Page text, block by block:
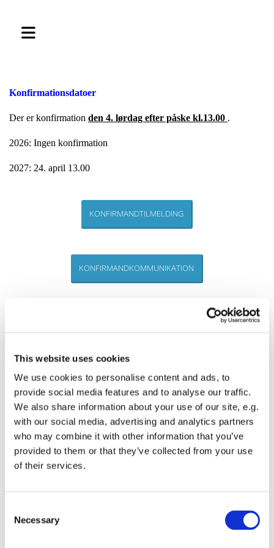
This website uses cookies
We use cookies to personalise content and ads, to
provide social media features and to analyse our traffic.
We also share information about your use of our site, e.g.
with our social media, advertising and analytics partners
who may combine it with other information that you’ve
provided to them or that they’ve collected from your use
of their services.
Selection
Necessary
Konfirmationsdatoer
Der er konfirmation den 4. lørdag efter påske kl.13.00 .
2026: Ingen konfirmation
2027: 24. april 13.00
KONFIRMANDTILMELDING
KONFIRMANDKOMMUNIKATION
konfirmandtilmelding kan benyttes mellem juni og september året
forældremyndighed skal begge forældre give samtykke til
tilmeldingen med MitID. Hvis dit barn er døbt i udlandet eller i et
andet kristent trossamfund, skal du oploade en kopi af
dåbsattesten. Hvis du ønsker at tilmelde dit barn senere end 30.
september eller har brug for hjælp til tilmeldingen, så kontakt
sognepræsten Morten Mouritzen på tlf: 97 43 80 20 eller på mail:
mmo@km.dk
tilmelding i løbet af juni måned.
informationsbrev ud til kommende 7. klasses elever i juni måned.
Hvis I af en eller anden grund ikke har modtaget informationsbrev